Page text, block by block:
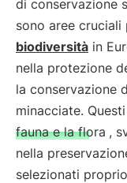
di conservazione
sono aree cruciali
biodiversità in
nella protezione
la conservazione
minacciate.
fauna e la flora ,
nella
selezionati